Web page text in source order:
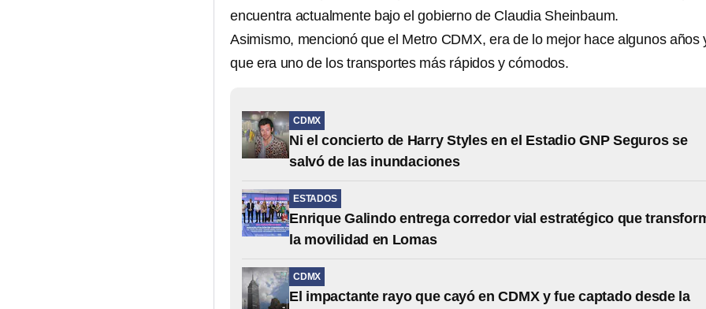
encuentra actualmente bajo el gobierno de Claudia Sheinbaum.
Asimismo, mencionó que el Metro CDMX, era de lo mejor hace algunos años
que era uno de los transportes más rápidos y cómodos.
CDMX
Ni el concierto de Harry Styles en el Estadio GNP Seguros se
salvó de las inundaciones
ESTADOS
Enrique Galindo entrega corredor vial estratégico que
la movilidad en Lomas
CDMX
El impactante rayo que cayó en CDMX y fue captado desde la